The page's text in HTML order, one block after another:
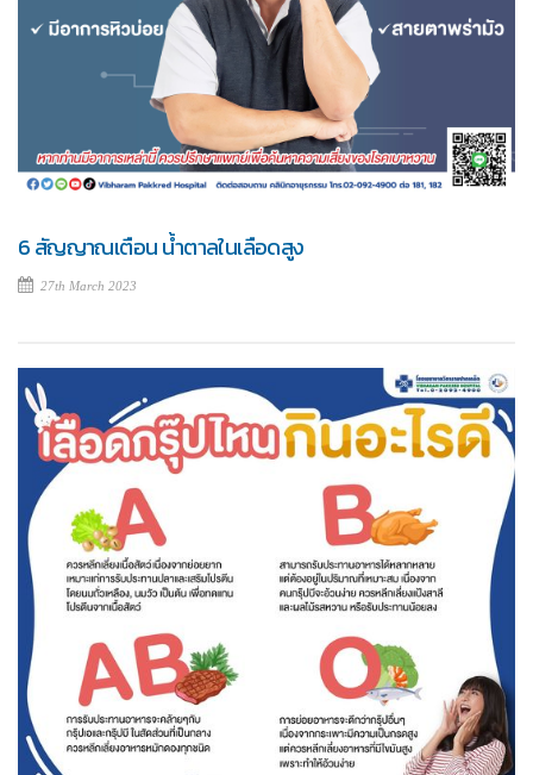
6 สัญญาณเตือน น้ำตาลในเลือดสูง
27th March 2023